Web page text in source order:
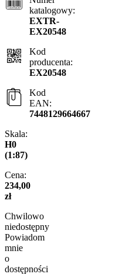
katalogowy:
EXTR-
EX20548
Kod
producenta:
EX20548
Kod
EAN:
7448129664667
Skala:
H0
(1:87)
Cena:
234,00
zł
Chwilowo
niedostępny
Powiadom
mnie
o
dostępności